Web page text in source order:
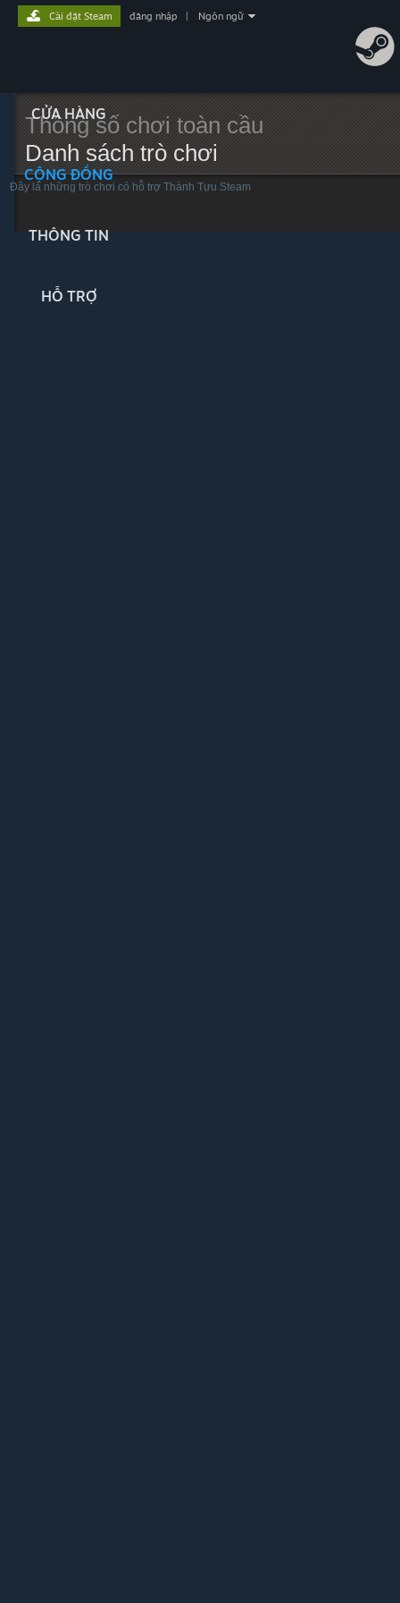
CỬA HÀNG
CỘNG ĐỒNG
THÔNG TIN
HỖ TRỢ
Cài đặt Steam đăng nhập Ngôn ngữ
Thông số chơi toàn cầu
Danh sách trò chơi
Đây là những trò chơi có hỗ trợ Thành Tựu Steam